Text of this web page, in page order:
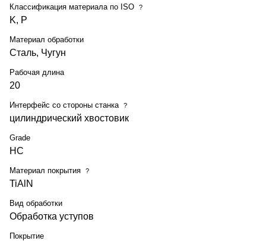
Классификация материала по ISO ?
K, P
Материал обработки
Сталь, Чугун
Рабочая длина
20
Интерфейс со стороны станка ?
цилиндрический хвостовик
Grade
HC
Материал покрытия ?
TiAlN
Вид обработки
Обработка уступов
Покрытие